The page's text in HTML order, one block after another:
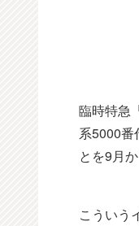
臨時特急
系5000番
とを9月
こういう